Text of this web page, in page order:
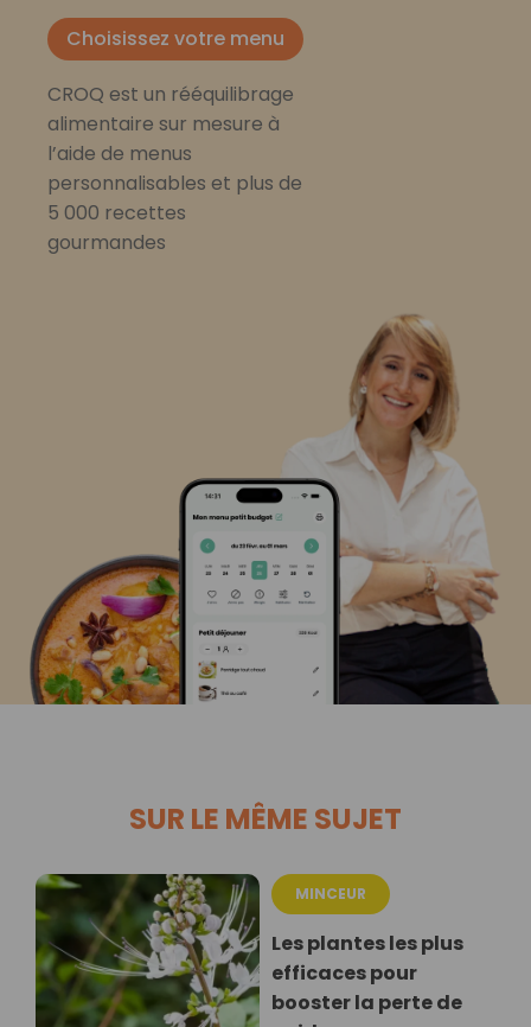
Choisissez votre menu
CROQ est un rééquilibrage
alimentaire sur mesure à
l’aide de menus
personnalisables et plus de
5 000 recettes
gourmandes
SUR LE MÊME SUJET
MINCEUR
Les plantes les plus
efficaces pour
booster la perte de